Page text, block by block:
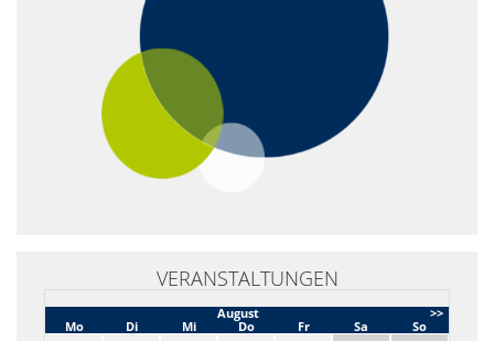
VERANSTALTUNGEN
>>
August
Mo
Di Mi Do Fr Sa
So